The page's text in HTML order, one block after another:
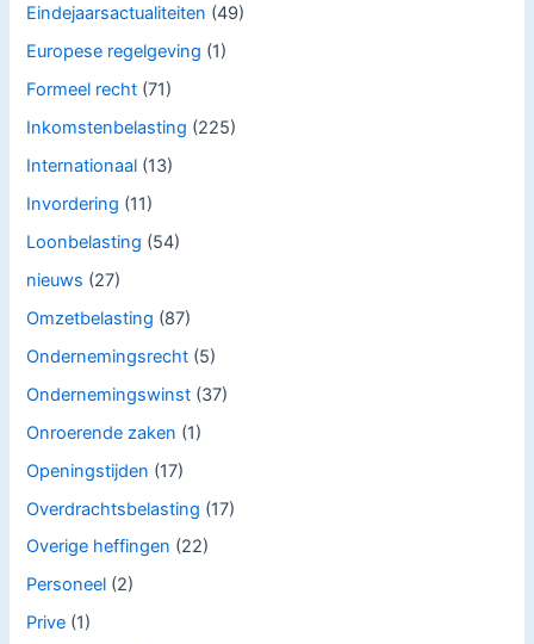
Eindejaarsactualiteiten (49)
Europese regelgeving (1)
Formeel recht (71)
Inkomstenbelasting (225)
Internationaal (13)
Invordering (11)
Loonbelasting (54)
nieuws (27)
Omzetbelasting (87)
Ondernemingsrecht (5)
Ondernemingswinst (37)
Onroerende zaken (1)
Openingstijden (17)
Overdrachtsbelasting (17)
Overige heffingen (22)
Personeel (2)
Prive (1)